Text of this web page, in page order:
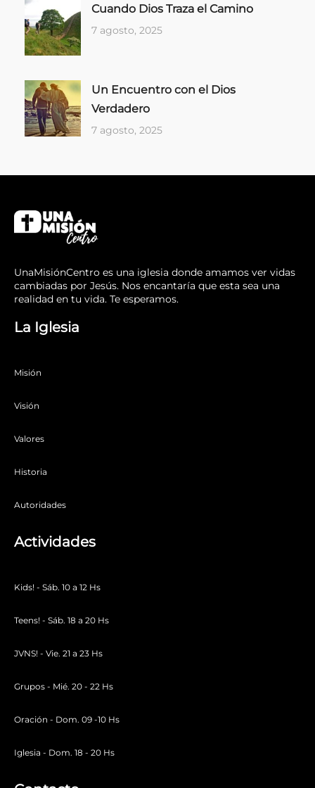
Cuando Dios Traza el Camino
7 agosto, 2025
Un Encuentro con el Dios
Verdadero
7 agosto, 2025
UnaMisiónCentro es una iglesia donde amamos ver vidas
cambiadas por Jesús. Nos encantaría que esta sea una
realidad en tu vida. Te esperamos.
La Iglesia
Misión
Visión
Valores
Historia
Autoridades
Actividades
Kids! - Sáb. 10 a 12 Hs
Teens! - Sáb. 18 a 20 Hs
JVNS! - Vie. 21 a 23 Hs
Grupos - Mié. 20 - 22 Hs
Oración - Dom. 09 -10 Hs
Iglesia - Dom. 18 - 20 Hs